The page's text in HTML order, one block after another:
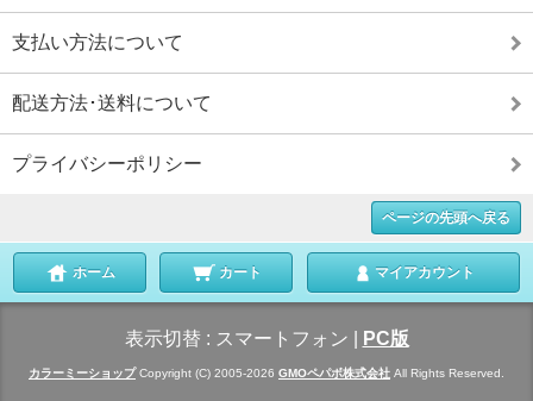
支払い方法について
配送方法･送料について
プライバシーポリシー
ページの先頭へ戻る
ホーム カート マイアカウント
表示切替 : スマートフォン PC版
カラーミーショップCopyright (C) 2005-2026 GMOペパボ株式会社 All Rights Reserved.